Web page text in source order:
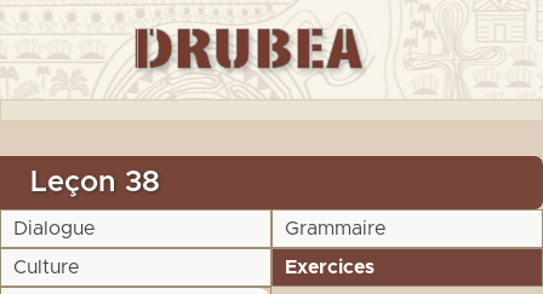
Leçon 38
Dialogue
Grammaire
Culture
Exercices